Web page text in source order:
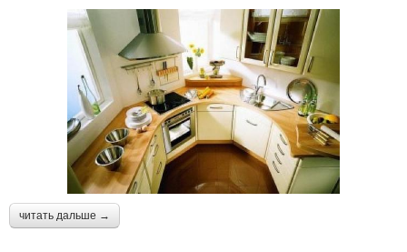
читать дальше →